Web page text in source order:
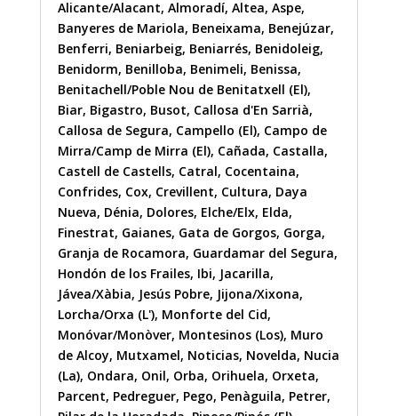
Alicante/Alacant, Almoradí, Altea, Aspe,
Banyeres de Mariola, Beneixama, Benejúzar,
Benferri, Beniarbeig, Beniarrés, Benidoleig,
Benidorm, Benilloba, Benimeli, Benissa,
Benitachell/Poble Nou de Benitatxell (El),
Biar, Bigastro, Busot, Callosa d'En Sarrià,
Callosa de Segura, Campello (El), Campo de
Mirra/Camp de Mirra (El), Cañada, Castalla,
Castell de Castells, Catral, Cocentaina,
Confrides, Cox, Crevillent, Cultura, Daya
Nueva, Dénia, Dolores, Elche/Elx, Elda,
Finestrat, Gaianes, Gata de Gorgos, Gorga,
Granja de Rocamora, Guardamar del Segura,
Hondón de los Frailes, Ibi, Jacarilla,
Jávea/Xàbia, Jesús Pobre, Jijona/Xixona,
Lorcha/Orxa (L'), Monforte del Cid,
Monóvar/Monòver, Montesinos (Los), Muro
de Alcoy, Mutxamel, Noticias, Novelda, Nucia
(La), Ondara, Onil, Orba, Orihuela, Orxeta,
Parcent, Pedreguer, Pego, Penàguila, Petrer,